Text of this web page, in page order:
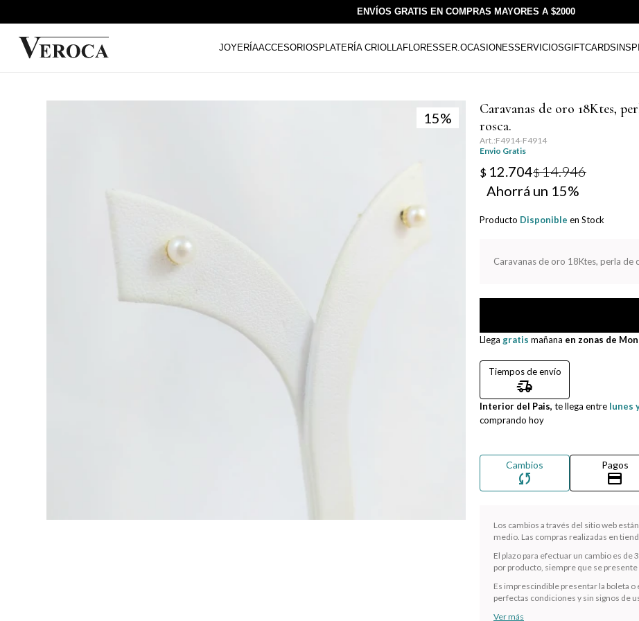
ENVÍOS GRATIS EN COMPRAS MAYORES A $2000
JOYERÍAACCESORIOS PLATERÍA CRIOLLAFLORESSER.OCASIONESSERVICIOSGIFTCARDS
15
Caravanas de oro 18Ktes,
rosca.
F4914-F4914
Envio Gratis
$ 12.704$14.946
15
Producto Disponible en Stock
Caravanas de oro 18Ktes, perla
Llega gratis mañana en zonas de
Tiempos de envío
delivery_truck_speed
Interior del Pais, te llega entre lunes
comprando hoy
Cambios
sync
Pagos
credit_card
Los cambios a través del sitio web
medio. Las compras realizadas en
El plazo para efectuar un cambio es de
por producto, siempre que se
Es imprescindible presentar la boleta
perfectas condiciones y sin signos de
Ver más